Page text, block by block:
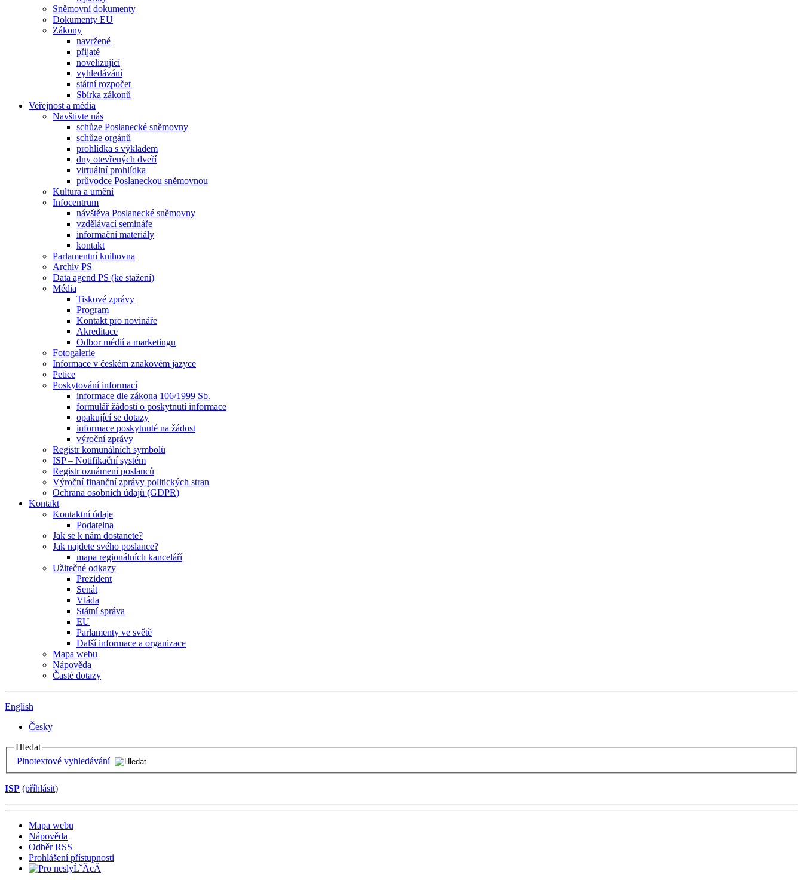
Sněmovní dokumenty
Dokumenty EU
Zákony
navržené
přijaté
novelizující
vyhledávání
státní rozpočet
Sbírka zákonů
Veřejnost a média
Navštivte nás
schůze Poslanecké sněmovny
schůze orgánů
prohlídka s výkladem
dny otevřených dveří
virtuální prohlídka
průvodce Poslaneckou sněmovnou
Kultura a umění
Infocentrum
návštěva Poslanecké sněmovny
vzdělávací semináře
informační materiály
kontakt
Parlamentní knihovna
Archiv PS
Data agend PS (ke stažení)
Média
Tiskové zprávy
Program
Kontakt pro novináře
Akreditace
Odbor médií a marketingu
Fotogalerie
Informace v českém znakovém jazyce
Petice
Poskytování informací
informace dle zákona 106/1999 Sb.
formulář žádosti o poskytnutí informace
opakující se dotazy
informace poskytnuté na žádost
výroční zprávy
Registr komunálních symbolů
ISP – Notifikační systém
Registr oznámení poslanců
Výroční finanční zprávy politických stran
Ochrana osobních údajů (GDPR)
Kontakt
Kontaktní údaje
Podatelna
Jak se k nám dostanete?
Jak najdete svého poslance?
mapa regionálních kanceláří
Užitečné odkazy
Prezident
Senát
Vláda
Státní správa
EU
Parlamenty ve světě
Další informace a organizace
Mapa webu
Nápověda
Časté dotazy
English
Česky
Hledat
Plnotextové vyhledávání
ISP (příhlásit)
Mapa webu
Nápověda
Odběr RSS
Prohlášení přístupnosti